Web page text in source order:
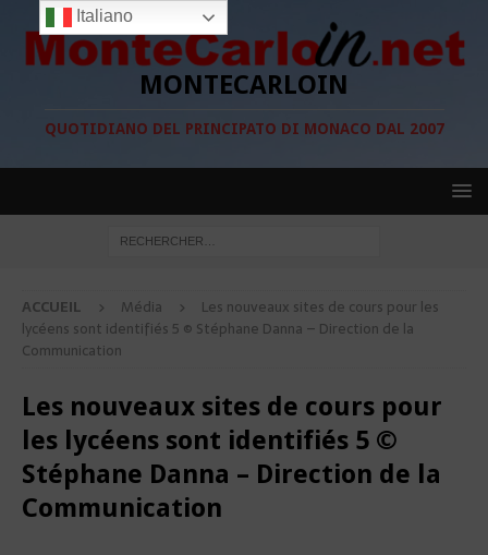
MONTECARLOIN
QUOTIDIANO DEL PRINCIPATO DI MONACO DAL 2007
ACCUEIL Média
Les nouveaux sites de cours pour les
lycéens sont identifiés 5 © Stéphane Danna – Direction de la
Communication
Les nouveaux sites de cours pour
les lycéens sont identifiés 5 ©
Stéphane Danna – Direction de la
Communication
Italiano